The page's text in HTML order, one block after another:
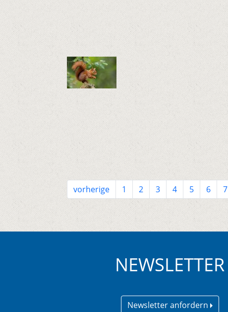
vorherige 1 2 3 4 5 6 7
NEWSLETTER
Newsletter anfordern